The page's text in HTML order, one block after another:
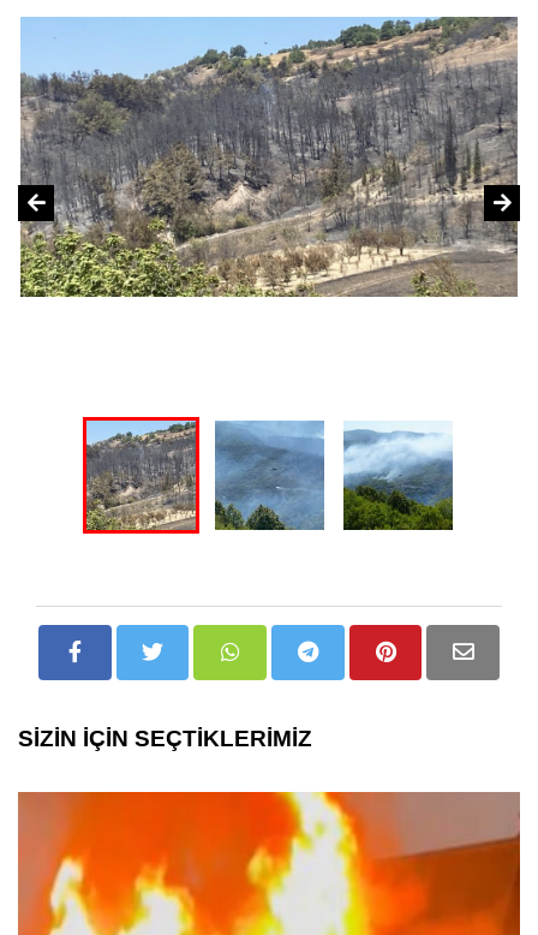
SİZİN İÇİN SEÇTİKLERİMİZ